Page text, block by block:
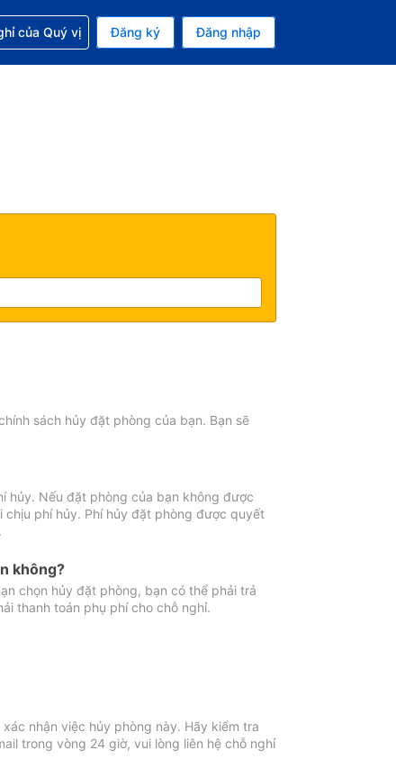
tệ hiện tại của bạn là Đô la Mỹ
Ngôn ngữ hiện tại của bạn là Tiếng Việt
với đặt chỗ
của Quý vị Đăng ký Đăng nhập
sách hủy đặt phòng của bạn. Bạn sẽ
hủy. Nếu đặt phòng của bạn không được
chịu phí hủy. Phí hủy đặt phòng được quyết
không?
chọn hủy đặt phòng, bạn có thể phải trả
thanh toán phụ phí cho chỗ nghỉ.
nhận việc hủy phòng này. Hãy kiểm tra
trong vòng 24 giờ, vui lòng liên hệ chỗ nghỉ